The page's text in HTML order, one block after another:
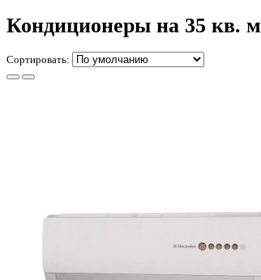
Кондиционеры на 35 кв. м
Сортировать: